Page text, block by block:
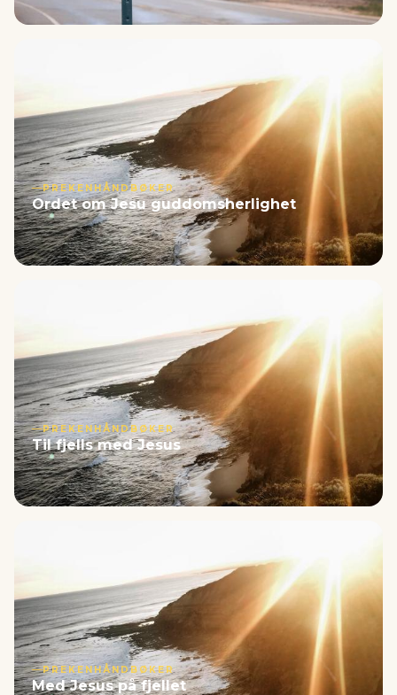
PREKENHÅNDBØKER
Ordet om Jesu guddomsherlighet
PREKENHÅNDBØKER
Til fjells med Jesus
PREKENHÅNDBØKER
Med Jesus på fjellet